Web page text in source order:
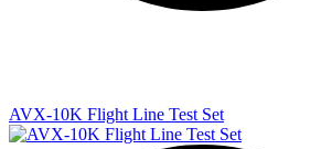
AVX-10K Flight Line Test Set